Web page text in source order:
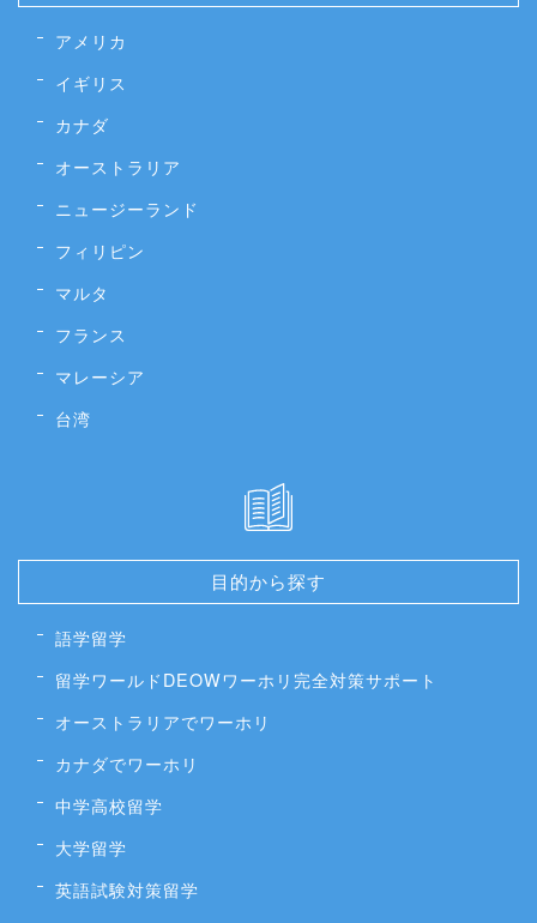
アメリカ
イギリス
カナダ
オーストラリア
ニュージーランド
フィリピン
マルタ
フランス
マレーシア
台湾
目的から探す
語学留学
留学ワールドDEOWワーホリ完全対策サポート
オーストラリアでワーホリ
カナダでワーホリ
中学高校留学
大学留学
英語試験対策留学